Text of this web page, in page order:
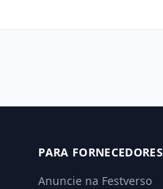
PARA FORNECEDORES
Anuncie na Festverso